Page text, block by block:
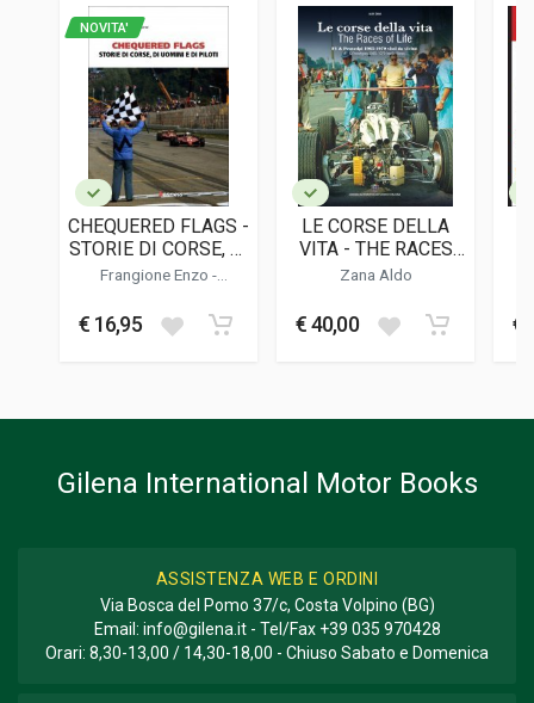
9791259571977
Magazzini Salani
LINGUA DEL TESTO
DATA DI STAMPA
10/2022
23 x 28 x 2 cm
NOVITA'
CHEQUERED FLAGS -
STORIE DI CORSE, DI
UOMINI E DI PILOTI
Frangione Enzo -
€ 16,95
LE CORSE DELLA
VITA - THE RACES
OF LIFE
Zana Aldo
€ 40,00 €
Gilena International Motor Books
ASSISTENZA WEB E ORDINI
Via Bosca del Pomo 37/c, Costa Volpino (BG)
Email: info@gilena.it- Tel/Fax +39 035 970428
Orari: 8,30-13,00 / 14,30-18,00 - Chiuso Sabato e Domenica